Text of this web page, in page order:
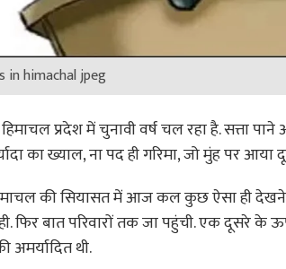
in himachal jpeg
हिमाचल प्रदेश में चुनावी वर्ष चल रहा है. सत्ता
का ख्याल, ना पद ही गरिमा, जो मुंह पर
की सियासत में आज कल कुछ ऐसा ही देखने
फिर बात परिवारों तक जा पहुंची. एक दूसरे के
अमर्यादित थी.